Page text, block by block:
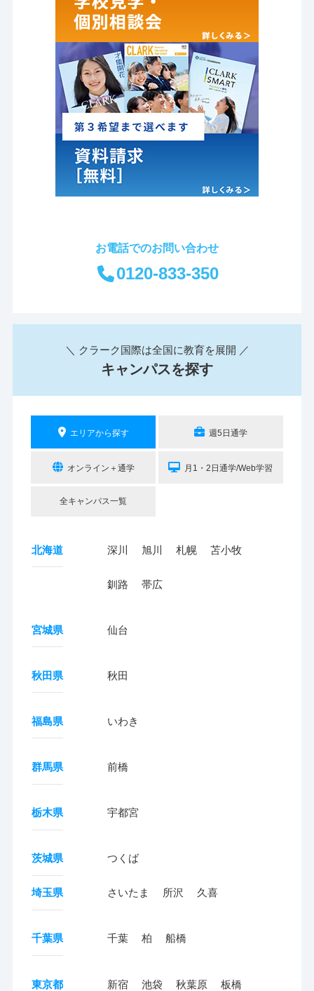
お電話でのお問い合わせ
0120-833-350
＼ クラーク国際は全国に教育を展開 ／
キャンパスを探す
エリアから探す 週5日通学
オンライン＋通学 月1・2日通学/Web学習
全キャンパス一覧
北海道 深川 旭川 札幌 苫小牧
釧路 帯広
宮城県 仙台
秋田県 秋田
福島県 いわき
群馬県 前橋
栃木県 宇都宮
茨城県 つくば
埼玉県 さいたま 所沢 久喜
千葉県 千葉 柏 船橋
東京都 新宿 池袋 秋葉原 板橋